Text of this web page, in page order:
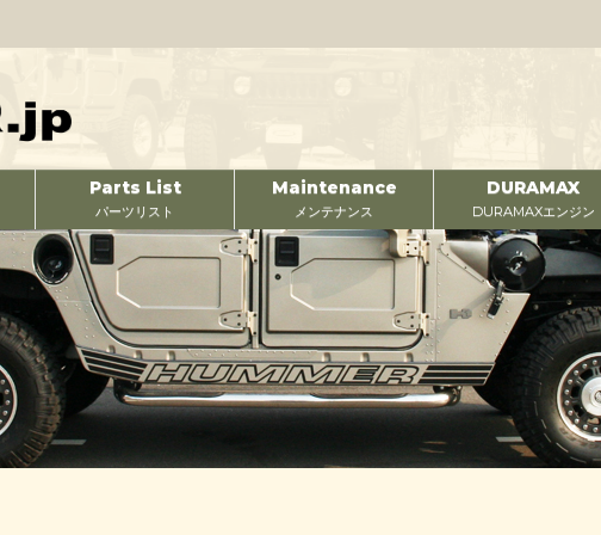
Parts List
パーツリスト
Maintenance
メンテナンス
DURAMAX
DURAMAXエンジン